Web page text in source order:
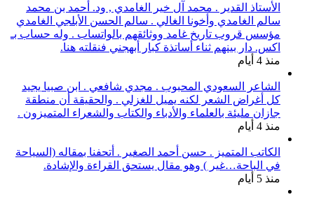
الأستاذ القدير . محمد آل خير الغامدي , ود. أحمد بن محمد
سالم الغامدي وأخونا الغالي . سالم الحسن الأبلجي الغامدي
مؤسس قروب تاريخ غامد ووثائقهم بالواتساب . وله حساب بـ
اكس. دار بينهم ثناء أساتذة كبار أبهجني فنقلته هنا.
منذ 4 أيام
الشاعر السعودي المحبوب . مجدي شافعي . ابن صبيا يجيد
كل أغراض الشعر لكنه يميل للغزلي . والحقيقة أن منطقة
جازان مليئة بالعلماء والأدباء والكتاب والشعراء المتميزون .
منذ 4 أيام
الكاتب المتميز . حسن أحمد الصغير . أتحفنا بمقاله (السياحة
في الباحة…غير ) وهو مقال يستحق القراءة والإشادة.
منذ 5 أيام